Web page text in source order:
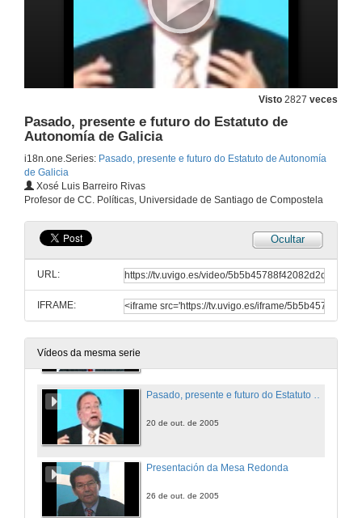
Visto 2827 veces
Pasado, presente e futuro do Estatuto de
Autonomía de Galicia
i18n.one.Series: Pasado, presente e futuro do Estatuto de Autonomía
de Galicia
Xosé Luis Barreiro Rivas
Profesor de CC. Políticas, Universidade de Santiago de Compostela
Ocultar
URL:
IFRAME:
Vídeos da mesma serie
Presentación do Ciclo de Conferencias e da Xornada
19 de out. de 2005
19 de out. de 2005
Pasado, presente e futuro do Estatuto de Autonomía de Galicia
19 de out. de 2005
Presentación da Conferencia
Pasado, presente e futuro do Estatuto de Autonomía de Galicia
20 de out. de 2005
Presentación da Mesa Redonda
26 de out. de 2005